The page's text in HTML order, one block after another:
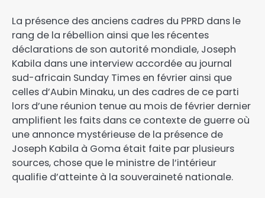
La présence des anciens cadres du PPRD dans le
rang de la rébellion ainsi que les récentes
déclarations de son autorité mondiale, Joseph
Kabila dans une interview accordée au journal
sud-africain Sunday Times en février ainsi que
celles d’Aubin Minaku, un des cadres de ce parti
lors d’une réunion tenue au mois de février dernier
amplifient les faits dans ce contexte de guerre où
une annonce mystérieuse de la présence de
Joseph Kabila à Goma était faite par plusieurs
sources, chose que le ministre de l’intérieur
qualifie d’atteinte à la souveraineté nationale.